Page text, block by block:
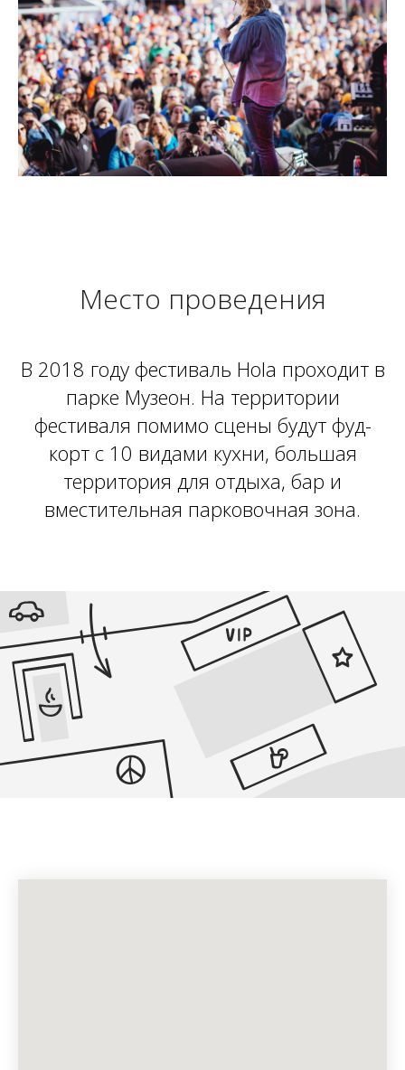
Место проведения
В 2018 году фестиваль Hola проходит в
парке Музеон. На территории
фестиваля помимо сцены будут фуд-
корт с 10 видами кухни, большая
территория для отдыха, бар и
вместительная парковочная зона.